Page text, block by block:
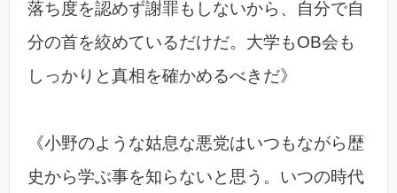
落ち度を認めず謝罪もしないから、自分で自
分の首を絞めているだけだ。大学もOB会も
しっかりと真相を確かめるべきだ》
《小野のような姑息な悪党はいつもながら歴
史から学ぶ事を知らないと思う。いつの時代